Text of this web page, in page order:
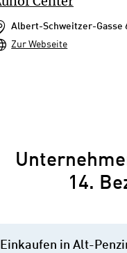
Albert-Schweitzer-Gasse
Zur Webseite
14.
Einkaufen in Alt-